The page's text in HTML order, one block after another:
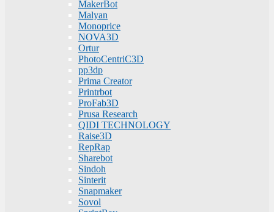
MakerBot
Malyan
Monoprice
NOVA3D
Ortur
PhotoCentriC3D
pp3dp
Prima Creator
Printrbot
ProFab3D
Prusa Research
QIDI TECHNOLOGY
Raise3D
RepRap
Sharebot
Sindoh
Sinterit
Snapmaker
Sovol